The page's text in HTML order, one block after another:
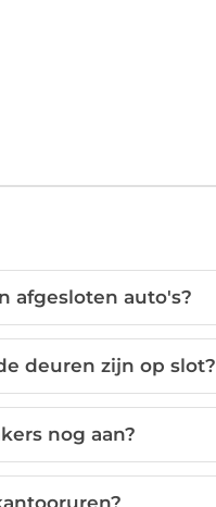
afgesloten auto's?
deuren zijn op slot?
nog aan?